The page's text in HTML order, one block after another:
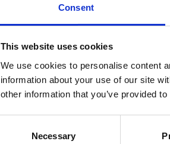
Consent
This website uses cookies
We use cookies to personalise content
information about your use of our site
other information that you’ve provided
Necessary